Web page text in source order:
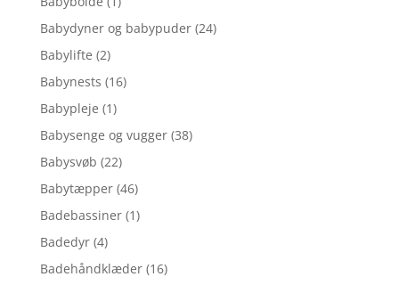
Babydyner og babypuder (24)
Babylifte (2)
Babynests (16)
Babypleje (1)
Babysenge og vugger (38)
Babysvøb (22)
Babytæpper (46)
Badebassiner (1)
Badedyr (4)
Badehåndklæder (16)